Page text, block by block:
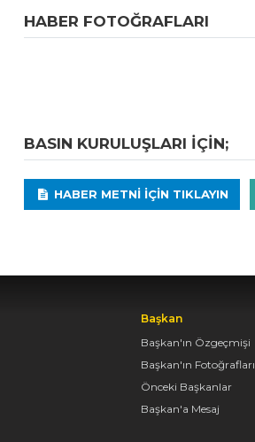
HABER FOTOĞRAFLARI
BASIN KURULUŞLARI IÇIN;
HABER METNI IÇIN TIKLAYIN
Başkan
Başkan'ın Özgeçmişi
Başkan'ın Fotoğrafları
Önceki Başkanlar
Başkan'a Mesaj